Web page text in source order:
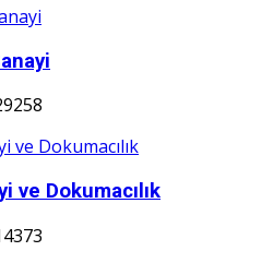
ve Dokumacılık